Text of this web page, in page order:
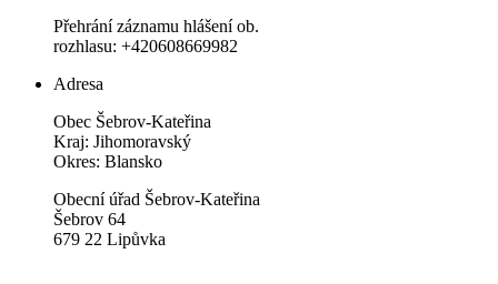
Přehrání záznamu hlášení ob.
rozhlasu: +420608669982
Adresa
Obec Šebrov-Kateřina
Kraj: Jihomoravský
Okres: Blansko
Obecní úřad Šebrov-Kateřina
Šebrov 64
679 22 Lipůvka